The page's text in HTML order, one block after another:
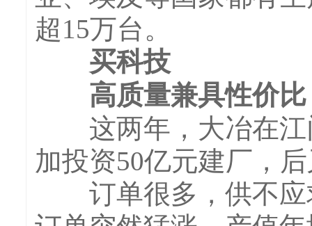
超15万台。
买科技
高质量兼具性价比
这两年，大冶在江
加投资50亿元建厂，
订单很多，供不应